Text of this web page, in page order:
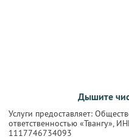
Дышите
Услуги предоставляет:
ответственностью «Твангу»,
1117746734093